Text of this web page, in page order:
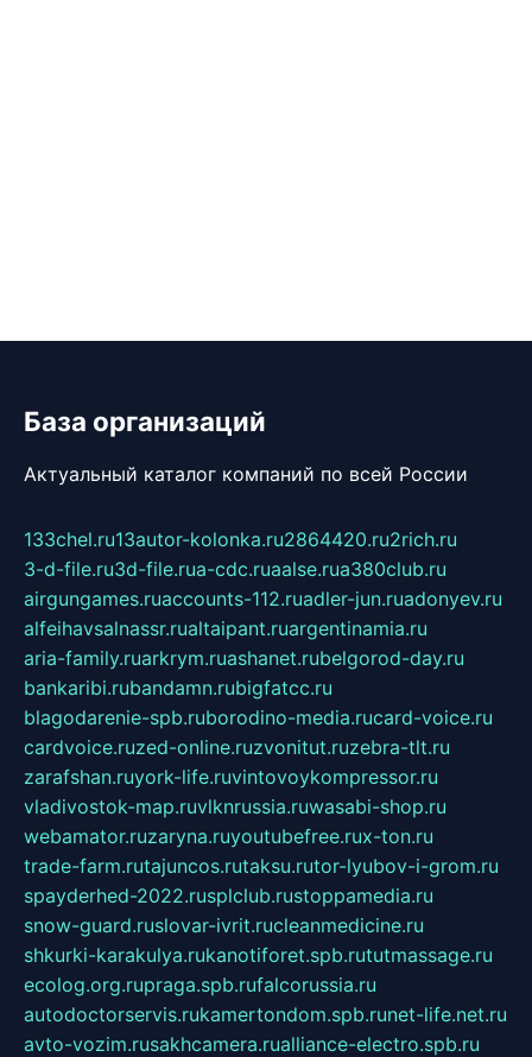
База организаций
Актуальный каталог компаний по всей России
133chel.ru13autor-kolonka.ru2864420.ru2rich.ru
3-d-file.ru3d-file.rua-cdc.ruaalse.rua380club.ru
airgungames.ruaccounts-112.ruadler-jun.ruadonyev.ru
alfeihavsalnassr.rualtaipant.ruargentinamia.ru
aria-family.ruarkrym.ruashanet.rubelgorod-day.ru
bankaribi.rubandamn.rubigfatcc.ru
blagodarenie-spb.ruborodino-media.rucard-voice.ru
cardvoice.ruzed-online.ruzvonitut.ruzebra-tlt.ru
zarafshan.ruyork-life.ruvintovoykompressor.ru
vladivostok-map.ruvlknrussia.ruwasabi-shop.ru
webamator.ruzaryna.ruyoutubefree.rux-ton.ru
trade-farm.rutajuncos.rutaksu.rutor-lyubov-i-grom.ru
spayderhed-2022.rusplclub.rustoppamedia.ru
snow-guard.ruslovar-ivrit.rucleanmedicine.ru
shkurki-karakulya.rukanotiforet.spb.rututmassage.ru
ecolog.org.rupraga.spb.rufalcorussia.ru
autodoctorservis.rukamertondom.spb.runet-life.net.ru
avto-vozim.rusakhcamera.rualliance-electro.spb.ru